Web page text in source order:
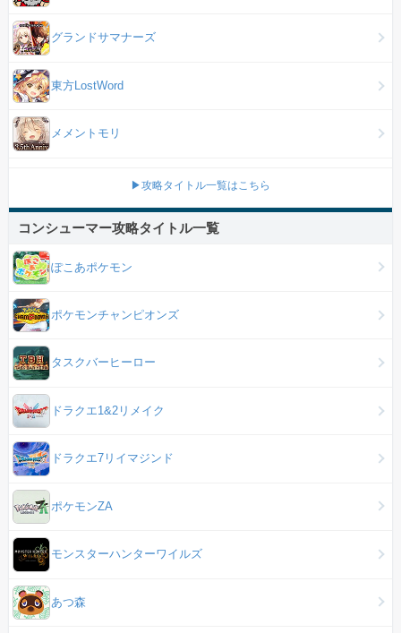
グランドサマナーズ
東方LostWord
メメントモリ
▶攻略タイトル一覧はこちら
コンシューマー攻略タイトル一覧
ぽこあポケモン
ポケモンチャンピオンズ
タスクバーヒーロー
ドラクエ1&2リメイク
ドラクエ7リイマジンド
ポケモンZA
モンスターハンターワイルズ
あつ森